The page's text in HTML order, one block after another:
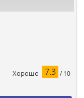
Хорошо 7.3 / 10